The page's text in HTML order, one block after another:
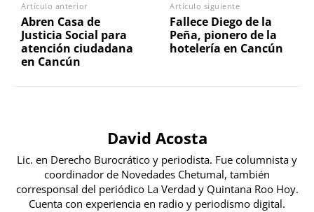
Artículo anterior
Abren Casa de
Justicia Social para
atención ciudadana
en Cancún
Artículo siguiente
Fallece Diego de la
Peña, pionero de la
hotelería en Cancún
David Acosta
Lic. en Derecho Burocrático y periodista. Fue columnista y
coordinador de Novedades Chetumal, también
corresponsal del periódico La Verdad y Quintana Roo Hoy.
Cuenta con experiencia en radio y periodismo digital.